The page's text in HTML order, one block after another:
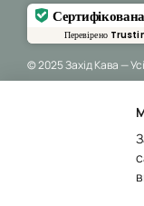
Перевірено
© 2025 Захід Кава —
Інтернет-магазин